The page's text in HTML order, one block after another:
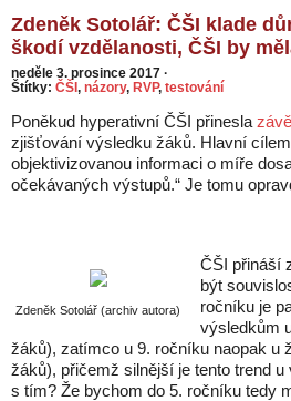
Zdeněk Sotolář: ČŠI klade
škodí vzdělanosti, ČŠI by
neděle 3. prosince 2017 ·
Štítky: ČŠI, názory, RVP, testování
Poněkud hyperativní ČŠI přinesla
zjišťování výsledku žáků. Hlavní
objektivizovanou informaci o míře
očekávaných výstupů.“ Je tomu
Zdeněk Sotolář (archiv autora)
ČŠI přináší
být
ročníku je
výsledkům
žáků), zatímco u 9. ročníku naopak u
žáků), přičemž silnější je tento trend
s tím? Že bychom do 5. ročníku tedy